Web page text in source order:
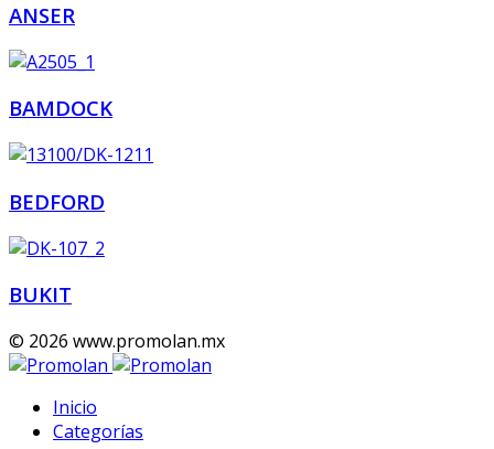
ANSER
BAMDOCK
BEDFORD
BUKIT
© 2026 www.promolan.mx
Inicio
Categorías